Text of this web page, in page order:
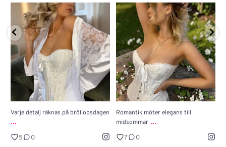
Varje detalj räknas på bröllopsdagen
...
5 0
Romantik möter elegans till
midsommar ...
7 0